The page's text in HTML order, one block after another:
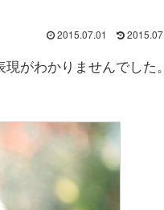
2015.07.01
がわかりませんでした